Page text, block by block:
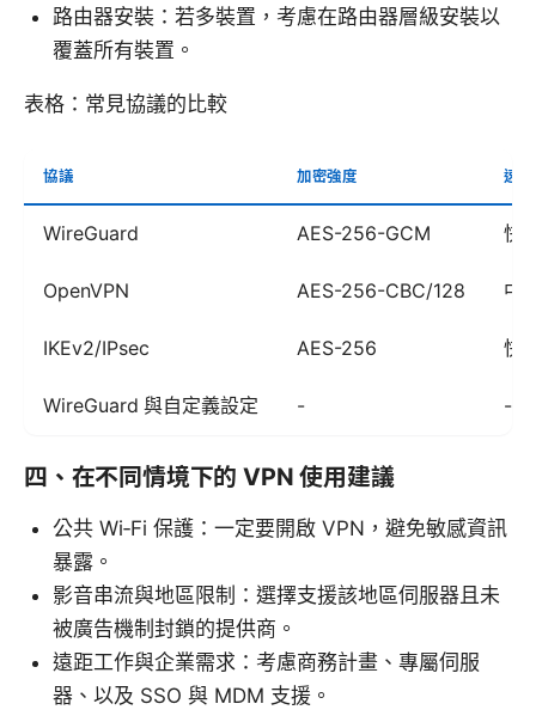
路由器安裝：若多裝置，考慮在路由器層級安裝以
覆蓋所有裝置。
表格：常見協議的比較
協議 加密強度 速度
WireGuard AES-256-GCM 快
OpenVPN AES-256-CBC/128 中
IKEv2/IPsec AES-256 快
WireGuard 與自定義設定 - -
四、在不同情境下的 VPN 使用建議
公共 Wi‑Fi 保護：一定要開啟 VPN，避免敏感資訊
暴露。
影音串流與地區限制：選擇支援該地區伺服器且未
被廣告機制封鎖的提供商。
遠距工作與企業需求：考慮商務計畫、專屬伺服
器、以及 SSO 與 MDM 支援。